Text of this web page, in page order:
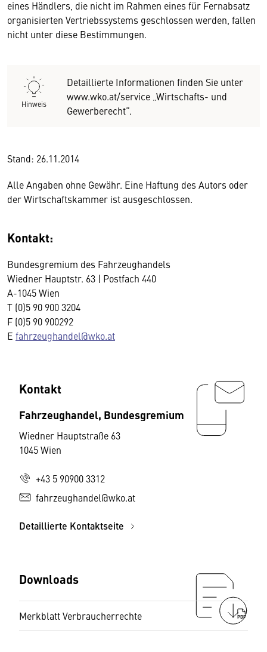
eines Händlers, die nicht im Rahmen eines für Fernabsatz
organisierten Vertriebssystems geschlossen werden, fallen
nicht unter diese Bestimmungen.
Hinweis
Detaillierte Informationen finden Sie unter
www.wko.at/service „Wirtschafts- und
Gewerberecht“.
Stand: 26.11.2014
Alle Angaben ohne Gewähr. Eine Haftung des Autors oder
der Wirtschaftskammer ist ausgeschlossen.
Kontakt:
Bundesgremium des Fahrzeughandels
Wiedner Hauptstr. 63 | Postfach 440
A-1045 Wien
T (0)5 90 900 3204
F (0)5 90 900292
E fahrzeughandel@wko.at
Kontakt
Fahrzeughandel, Bundesgremium
Wiedner Hauptstraße 63
1045 Wien
+43 5 90900 3312
fahrzeughandel@wko.at
Detaillierte Kontaktseite
Downloads
Merkblatt Verbraucherrechte PDF